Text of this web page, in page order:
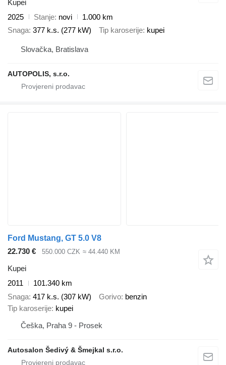
Kupei
2025
Stanje novi
1.000 km
Snaga 377 k.s. (277 kW) Tip karoserije kupei
Slovačka, Bratislava
AUTOPOLIS, s.r.o.
Ford Mustang, GT 5.0 V8
22.730 €
550.000 CZK ≈ 44.440 KM
Kupei
2011
101.340 km
Snaga 417 k.s. (307 kW) Gorivo benzin
Tip karoserije kupei
Češka, Praha 9 - Prosek
Autosalon Šedivý & Šmejkal s.r.o.